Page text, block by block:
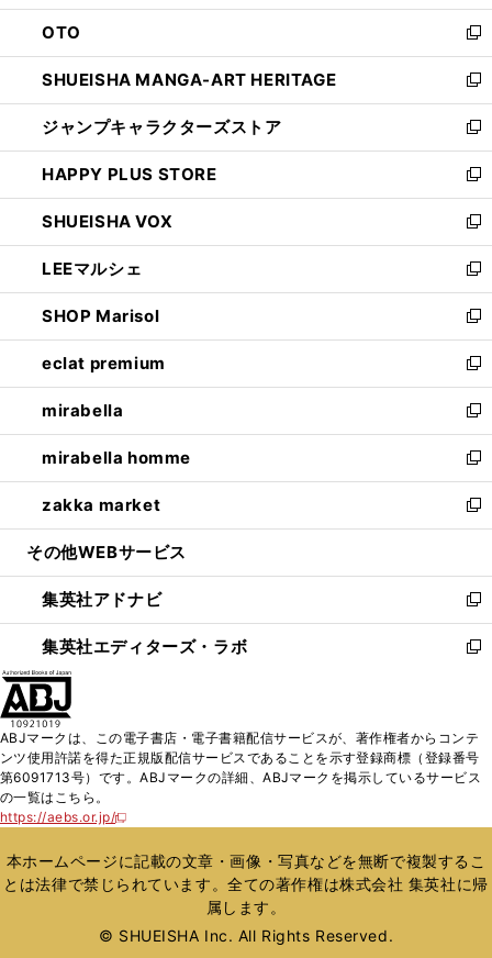
ウ
で
開
く
ン
ド
ウ
で
開
く
OTO
新
し
い
ウ
ィ
ン
ド
ウ
で
開
く
SHUEISHA MANGA-ART HERITAGE
新
し
い
ウ
ィ
ン
ド
ウ
で
開
く
ジャンプキャラクターズストア
新
し
い
ウ
ィ
ン
ド
ウ
で
開
く
HAPPY PLUS STORE
新
し
い
ウ
ィ
ン
ド
ウ
で
開
く
SHUEISHA VOX
新
し
い
ウ
ィ
ン
ド
ウ
で
開
く
LEEマルシェ
新
し
い
ウ
ィ
ン
ド
ウ
で
開
く
SHOP Marisol
新
し
い
ウ
ィ
ン
ド
ウ
で
開
eclat premium
新
し
い
ウ
ィ
ン
ド
ウ
開
く
mirabella
新
し
い
ウ
ィ
ン
ウ
で
開
く
mirabella homme
新
し
い
ウ
ン
ド
ウ
で
zakka market
新
し
ウ
ィ
ン
ド
く
その他WEBサービス
集英社アドナビ
新
し
い
ド
ウ
で
集英社エディターズ・ラボ
新
ィ
ン
ド
開
く
ABJマークは、この電子書店・電子書籍配信サービスが、著作権者からコンテ
ンツ使用許諾を得た正規版配信サービスであることを示す登録商標（登録番号
第6091713号）です。ABJマークの詳細、ABJマークを掲示しているサービス
の一覧はこちら。
https://aebs.or.jp/
新
い
ウ
ィ
ウ
本ホームページに記載の文章・画像・写真などを無断で複製するこ
とは法律で禁じられています。全ての著作権は株式会社 集英社に帰
属します。
© SHUEISHA Inc. All Rights Reserved.